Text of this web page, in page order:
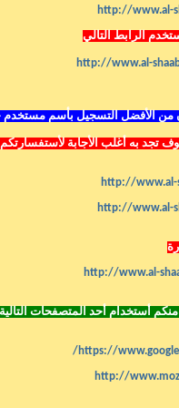
http://www.al-
الرابط التالي
http://www.al-
من الأفضل التسجيل بأسم مستخدم
تجد به أغلب الأجابة لأستفسارتكم
http://www.al-
http://www.al-
http://www.al-
أستخدام أحد المتصفحات
https://
http://